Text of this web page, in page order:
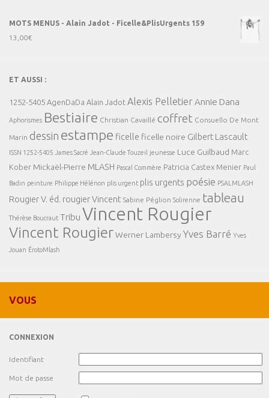
MOTS MENUS - Alain Jadot - Ficelle&PlisUrgents 159
13,00€
ET AUSSI :
1252-5405 AgenDaDa Alain Jadot Alexis PelletierAnnie Dana
Aphorismes Bestiaire Christian Cavaillé coffret Consuello De Mont
Marin dessin estampe ficelle ficelle noire Gilbert Lascault
ISSN 1252-5405 James Sacré Jean-Claude Touzeil jeunesse Luce Guilbaud Marc
Kober Mickaël-Pierre MLASH Pascal Commère Patricia Castex Menier Paul
Badin peinture Philippe Hélénon plis urgent plis urgents poésie PSALMLASH
Rougier V. éd. rougier Vincent Sabine Péglion Solirenne tableau
Thérèse Boucraut Tribu Vincent Rougier
Vincent RougierWerner Lambersy Yves Barré Yves
Jouan ÉrotoMlash
VOUS
CONNEXION
Identifiant
Mot de passe